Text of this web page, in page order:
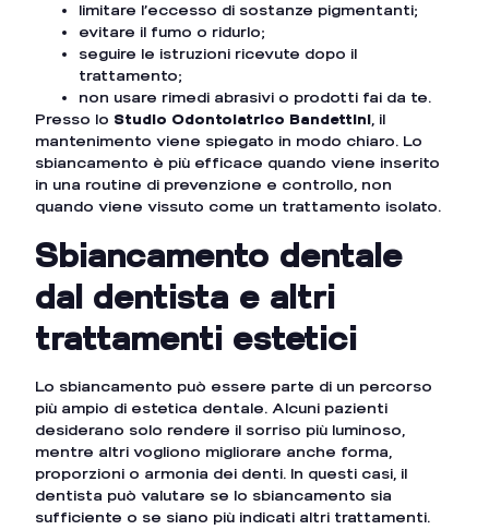
limitare l’eccesso di sostanze pigmentanti;
evitare il fumo o ridurlo;
seguire le istruzioni ricevute dopo il
trattamento;
non usare rimedi abrasivi o prodotti fai da te.
Presso lo Studio Odontoiatrico Bandettini, il
mantenimento viene spiegato in modo chiaro. Lo
sbiancamento è più efficace quando viene inserito
in una routine di prevenzione e controllo, non
quando viene vissuto come un trattamento isolato.
Sbiancamento dentale
dal dentista e altri
trattamenti estetici
Lo sbiancamento può essere parte di un percorso
più ampio di estetica dentale. Alcuni pazienti
desiderano solo rendere il sorriso più luminoso,
mentre altri vogliono migliorare anche forma,
proporzioni o armonia dei denti. In questi casi, il
dentista può valutare se lo sbiancamento sia
sufficiente o se siano più indicati altri trattamenti.